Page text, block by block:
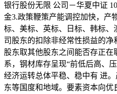
银行股份无限 公司－华夏中证
金3.政策鞭策产能调控加快，产
标、美标、英标、日标、韩标
司股东的扣除非经常性损益的净
股东取其他股东之间能否存正在
系，钢材库存呈现“前低后高、
经济运转总体平稳、稳中有 进
东等国度和地域。要素资本向优